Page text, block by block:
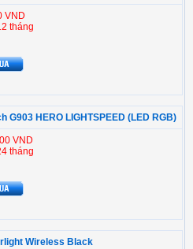
VND
tháng
G903 HERO LIGHTSPEED (LED RGB)
VND
tháng
Wireless Black